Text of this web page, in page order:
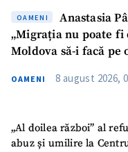
OAMENI
Anastasia
„Migrația nu poate
Moldova să-i facă pe
OAMENI 8 august 2026,
„Al doilea război” al
abuz și umilire la